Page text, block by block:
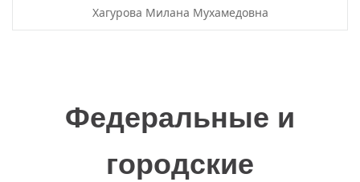
Хагурова Милана Мухамедовна
Федеральные и
городские